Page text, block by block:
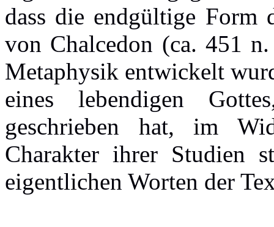
dass die endgültige
von Chalcedon (ca. 451
Metaphysik entwickelt
eines lebendigen
geschrieben hat, im
Charakter ihrer Studien
eigentlichen Worten der